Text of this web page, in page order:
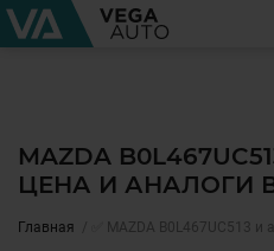
MAZDA
ЦЕНА И АНАЛОГИ
Главная ✅ MAZDA B0L467UC513 и